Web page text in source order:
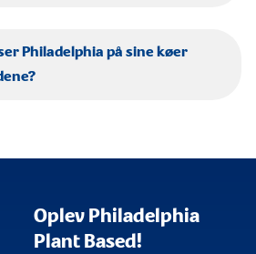
Philadelphia på sine køer
Oplev Philadelphia
Plant Based!